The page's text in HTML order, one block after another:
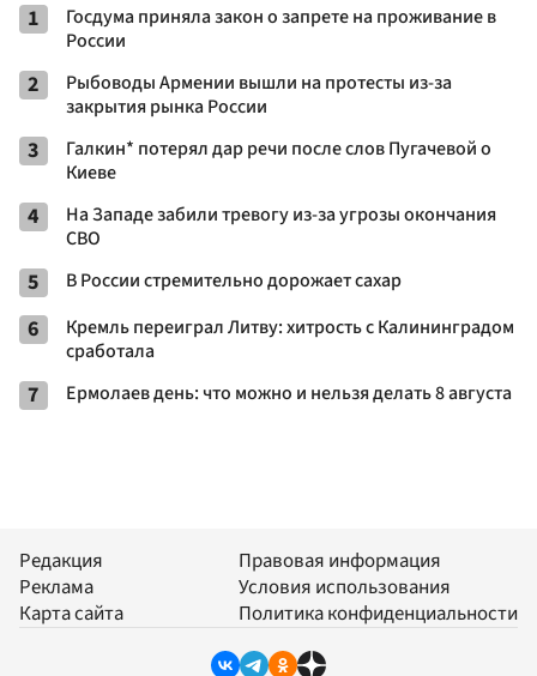
1
Госдума приняла закон о запрете на проживание в
России
2
Рыбоводы Армении вышли на протесты из-за
закрытия рынка России
3
Галкин* потерял дар речи после слов Пугачевой о
Киеве
4
На Западе забили тревогу из-за угрозы окончания
СВО
5 В России стремительно дорожает сахар
6
Кремль переиграл Литву: хитрость с Калининградом
сработала
7 Ермолаев день: что можно и нельзя делать 8 августа
Редакция
Реклама
Карта сайта
Правовая информация
Условия использования
Политика конфиденциальности